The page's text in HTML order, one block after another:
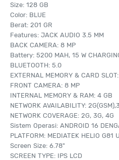
Size: 128 GB
Color: BLUE
Berat: 201 GR
Features: JACK AUDIO 3.5 MM
BACK CAMERA: 8 MP
Battery: 5200 MAH, 15 W
BLUETOOTH: 5.0
EXTERNAL MEMORY & CARD
FRONT CAMERA: 8 MP
INTERNAL MEMORY & RAM: 4 GB
NETWORK AVAILABILITY:
NETWORK COVERAGE: 2G, 3G, 4G
Sistem Operasi: ANDROID 16
PLATFORM: MEDIATEK HELIO G81
Screen Size: 6.78"
SCREEN TYPE: IPS LCD